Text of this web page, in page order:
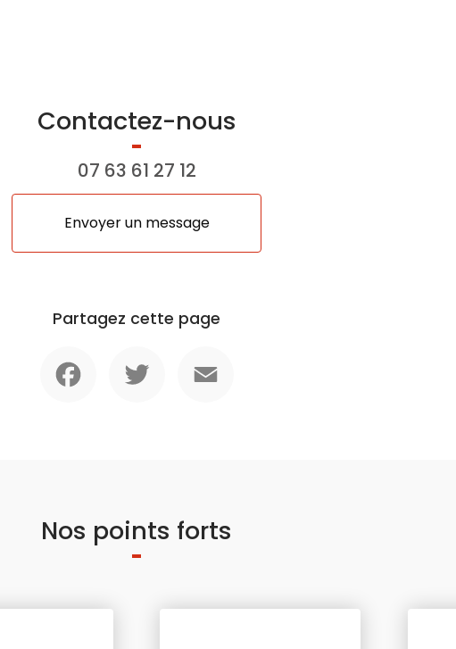
Contactez-nous
07 63 61 27 12
Envoyer un message
Partagez cette page
Nos points forts